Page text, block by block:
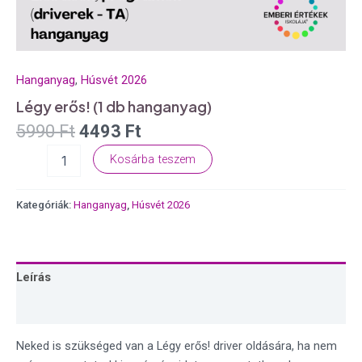
Hanganyag, Húsvét 2026
Légy erős! (1 db hanganyag)
5990Ft 4493 Ft
Kosárba teszem
Kategóriák: Hanganyag Húsvét 2026
Leírás
Neked is szükséged van a Légy erős! driver oldására, ha nem